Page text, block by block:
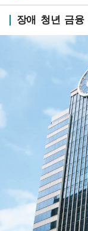
장애 청년 금융